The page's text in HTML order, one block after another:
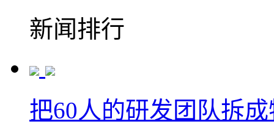
新闻排行
把60人的研发团队拆